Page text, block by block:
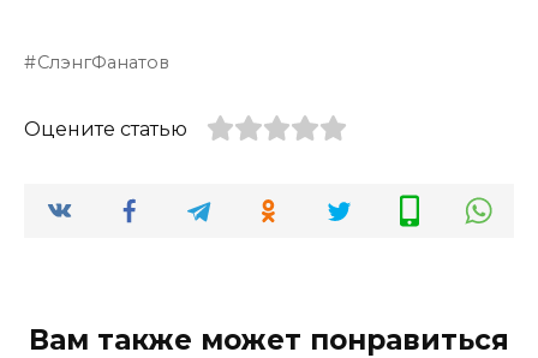
СлэнгФанатов
Оцените статью
Вам также может понравиться